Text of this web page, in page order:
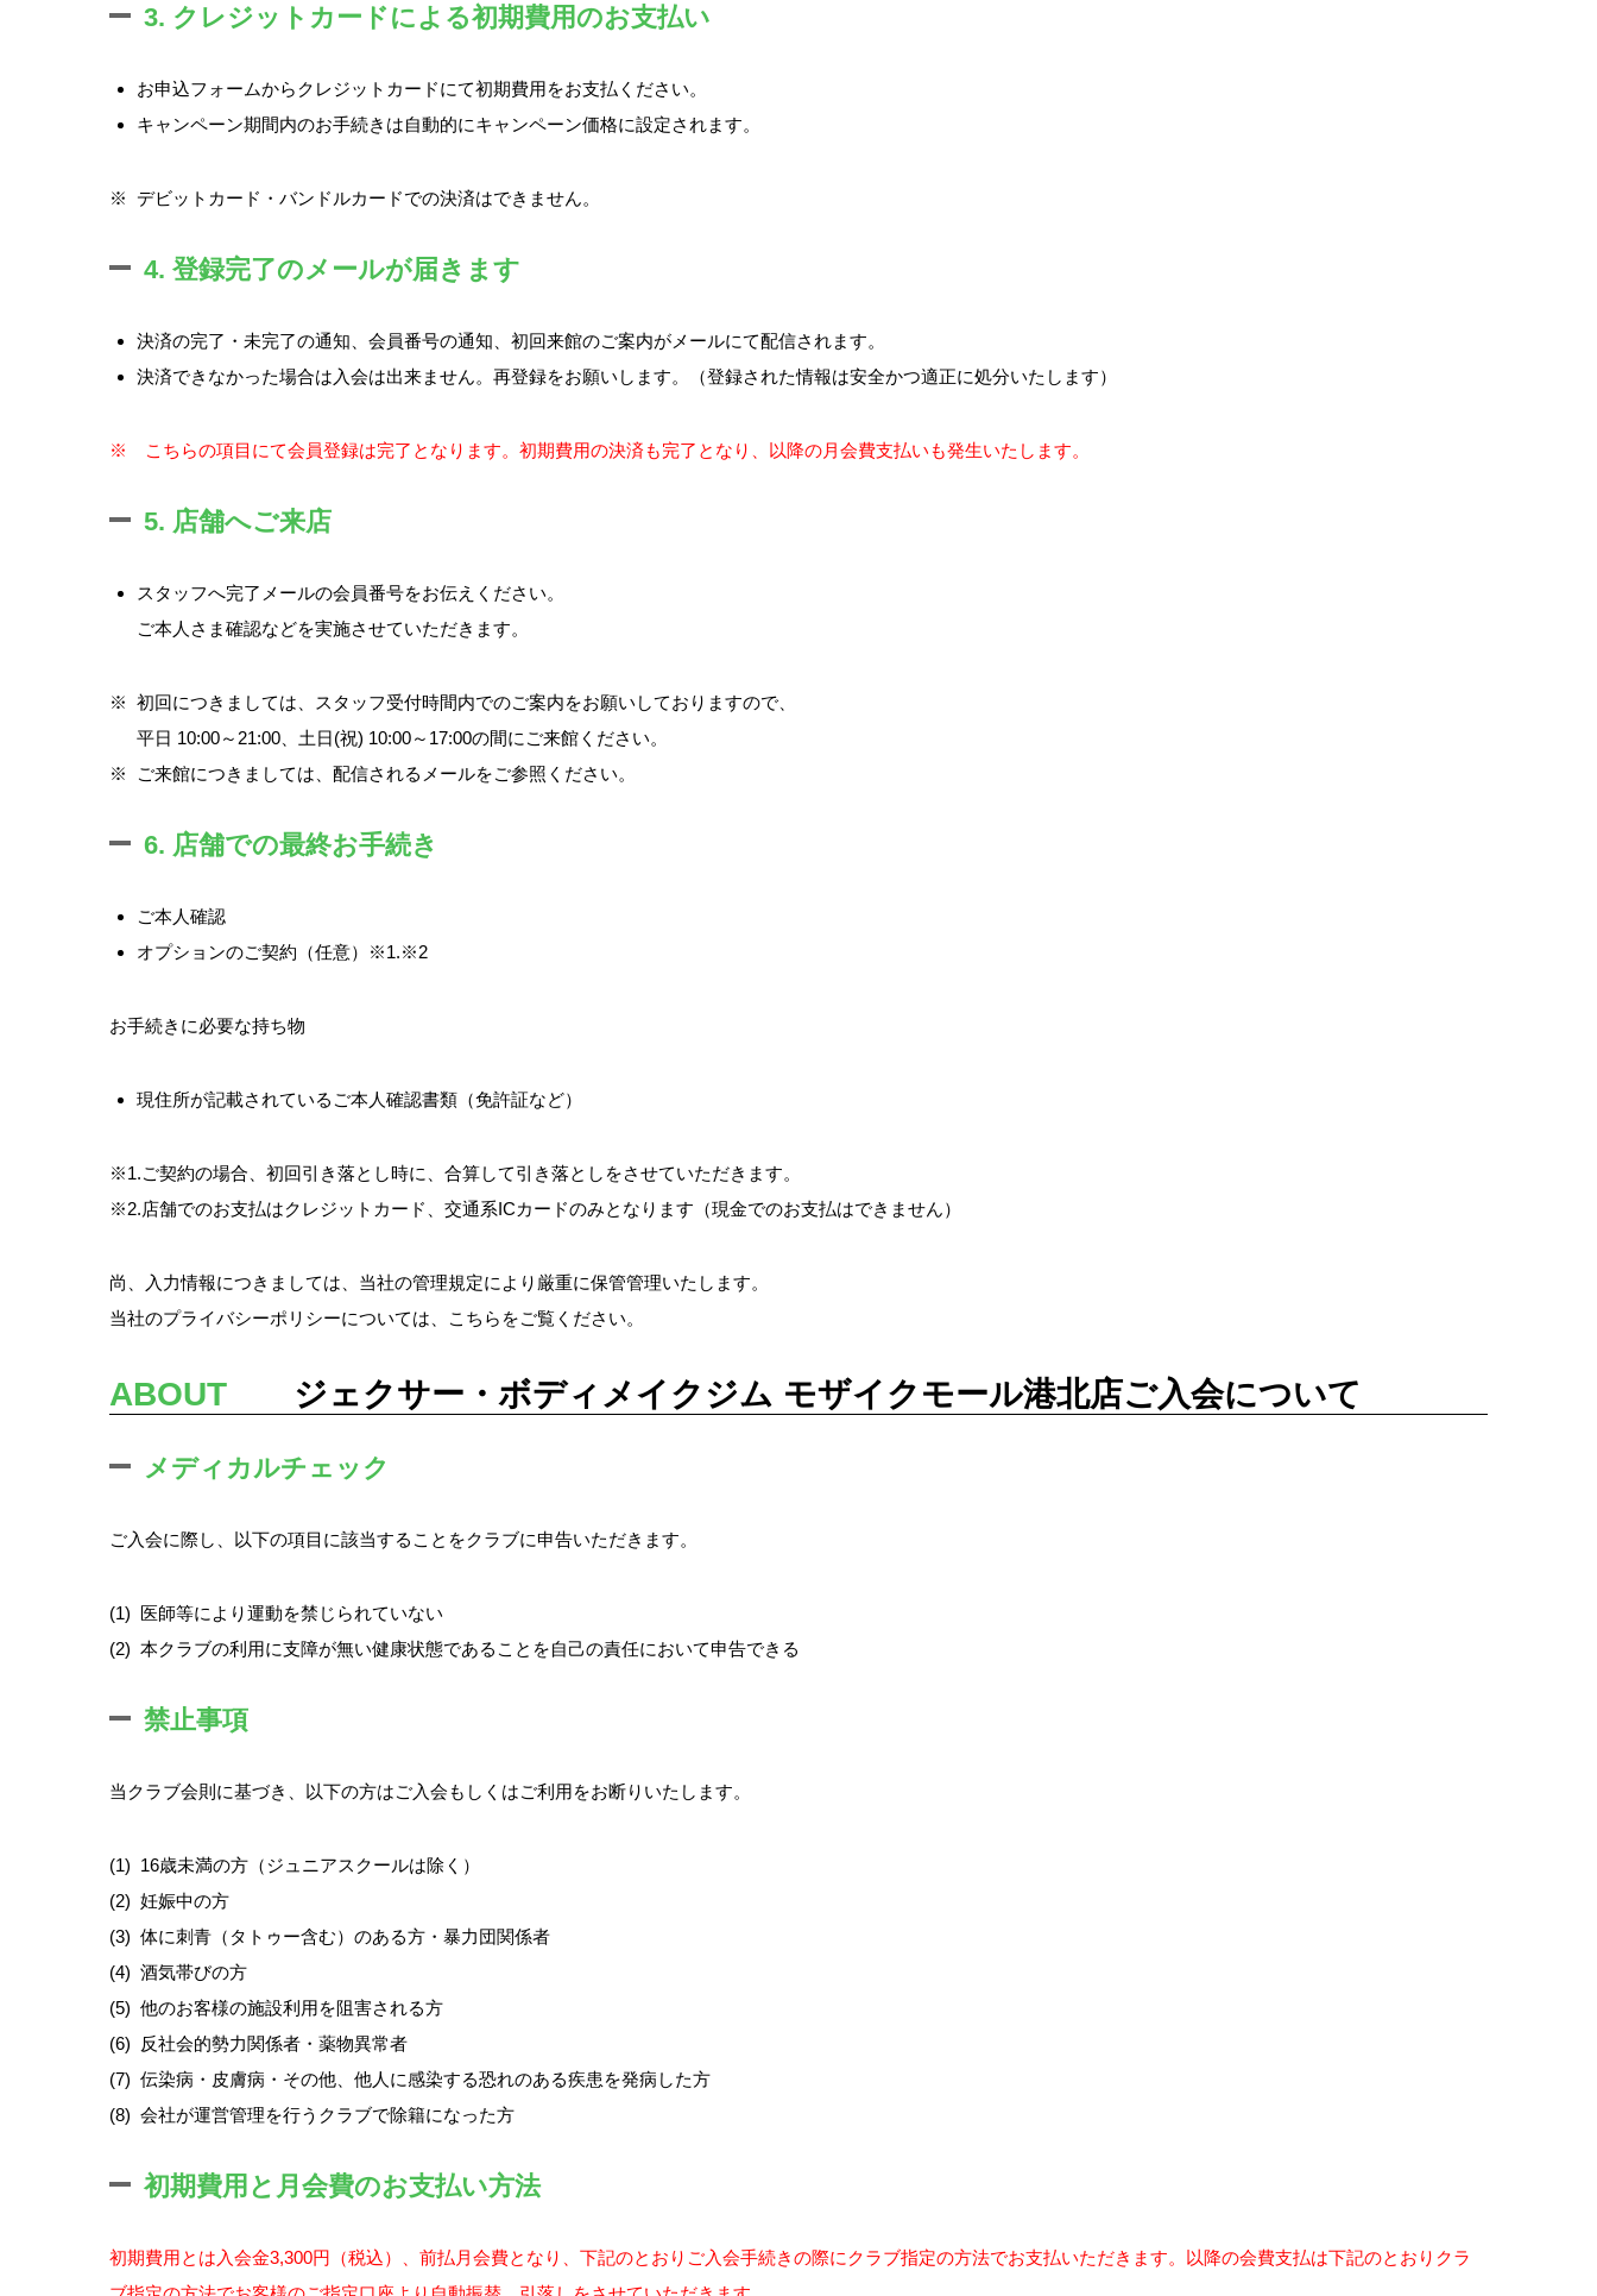
3. クレジットカードによる初期費用のお支払い
お申込フォームからクレジットカードにて初期費用をお支払ください。
キャンペーン期間内のお手続きは自動的にキャンペーン価格に設定されます。
※ デビットカード・バンドルカードでの決済はできません。
4. 登録完了のメールが届きます
決済の完了・未完了の通知、会員番号の通知、初回来館のご案内がメールにて配信されます。
決済できなかった場合は入会は出来ません。再登録をお願いします。（登録された情報は安全かつ適正に処分いたします）
※ こちらの項目にて会員登録は完了となります。初期費用の決済も完了となり、以降の月会費支払いも発生いたします。
5. 店舗へご来店
スタッフへ完了メールの会員番号をお伝えください。
ご本人さま確認などを実施させていただきます。
※ 初回につきましては、スタッフ受付時間内でのご案内をお願いしておりますので、
平日 10:00～21:00、土日(祝) 10:00～17:00の間にご来館ください。
※
ご来館につきましては、配信されるメールをご参照ください。
6. 店舗での最終お手続き
ご本人確認
オプションのご契約（任意）※1.※2
お手続きに必要な持ち物
現住所が記載されているご本人確認書類（免許証など）
※1.ご契約の場合、初回引き落とし時に、合算して引き落としをさせていただきます。
※2.店舗でのお支払はクレジットカード、交通系ICカードのみとなります（現金でのお支払はできません）
尚、入力情報につきましては、当社の管理規定により厳重に保管管理いたします。
当社のプライバシーポリシーについては、
こちら をご覧ください。
ABOUT ジェクサー・ボディメイクジム モザイクモール港北店ご入会について
メディカルチェック
ご入会に際し、以下の項目に該当することをクラブに申告いただきます。
(1) 医師等により運動を禁じられていない
(2) 本クラブの利用に支障が無い健康状態であることを自己の責任において申告できる
禁止事項
当クラブ会則に基づき、以下の方はご入会もしくはご利用をお断りいたします。
(1) 16歳未満の方（ジュニアスクールは除く）
(2) 妊娠中の方
(3) 体に刺青（タトゥー含む）のある方・暴力団関係者
(4) 酒気帯びの方
(5) 他のお客様の施設利用を阻害される方
(6)
反社会的勢力関係者・薬物異常者
(7) 伝染病・皮膚病・その他、他人に感染する恐れのある疾患を発病した方
(8) 会社が運営管理を行うクラブで除籍になった方
初期費用と月会費のお支払い方法
初期費用とは入会金3,300円（税込）、前払月会費となり、下記のとおりご入会手続きの際にクラブ指定の方法でお支払いただきます。以降の会費支払は下記のとおりクラ